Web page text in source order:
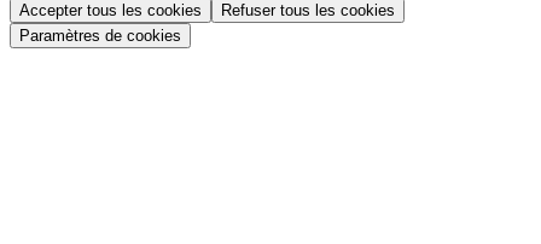
Accepter tous les cookies
Refuser tous les cookies
Paramètres de cookies